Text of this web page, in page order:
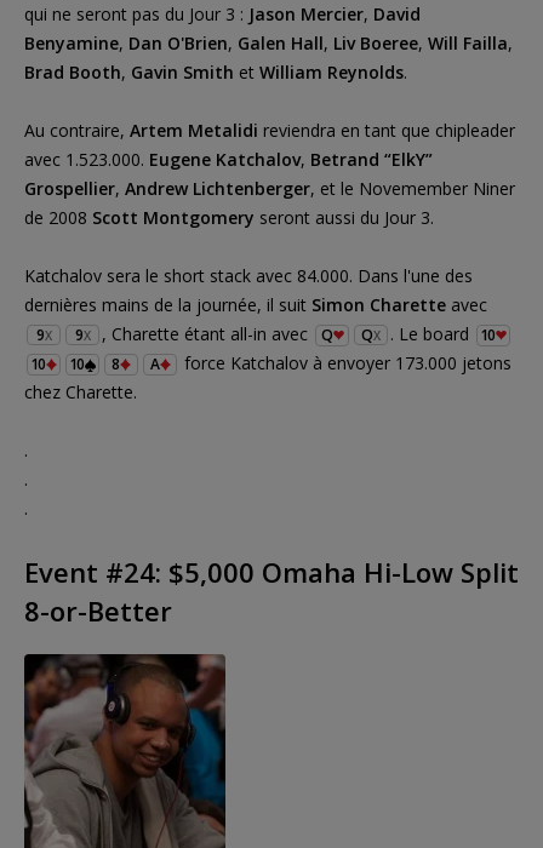
qui ne seront pas du Jour 3 : Jason Mercier, David
Benyamine, Dan O'Brien, Galen Hall, Liv Boeree, Will Failla,
Brad Booth, Gavin Smith et William Reynolds.
Au contraire, Artem Metalidi reviendra en tant que chipleader
avec 1.523.000. Eugene Katchalov, Betrand “ElkY”
Grospellier, Andrew Lichtenberger, et le Novemember Niner
de 2008 Scott Montgomery seront aussi du Jour 3.
Katchalov sera le short stack avec 84.000. Dans l'une des
dernières mains de la journée, il suit Simon Charette avec
9X 9X , Charette étant all-in avec Q QX . Le board
10
10
10 8 A
force Katchalov à envoyer 173.000 jetons
chez Charette.
.
.
.
Event #24: $5,000 Omaha Hi-Low Split
8-or-Better